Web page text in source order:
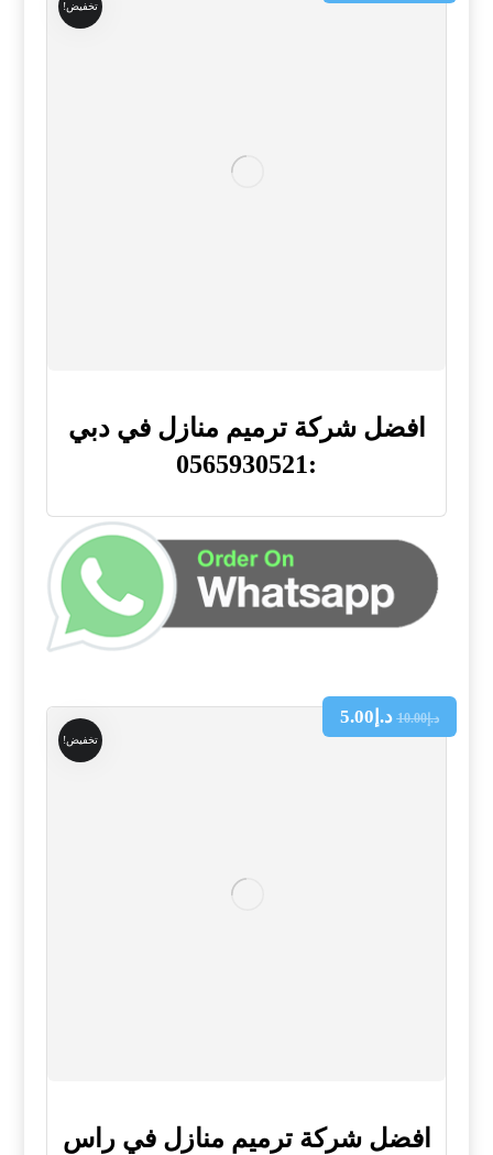
تخفيض!
افضل شركة ترميم منازل في دبي
:0565930521
تخفيض!
افضل شركة ترميم منازل في راس
د.إ10.00 د.إ 5.00